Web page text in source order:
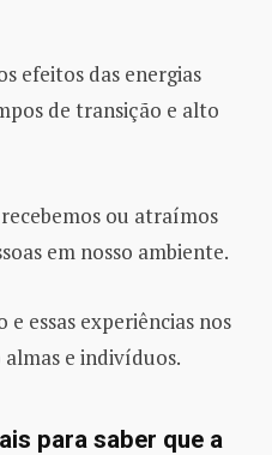
efeitos das energias
de transição e alto
ou atraímos
em nosso ambiente.
essas experiências nos
e indivíduos.
para saber que a